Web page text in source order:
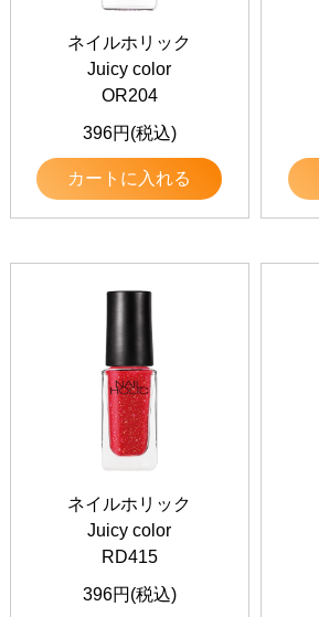
ネイルホリック
Juicy color
OR204
396円(税込)
カートに入れる
ネイルホリック
Juicy color
RD415
396円(税込)